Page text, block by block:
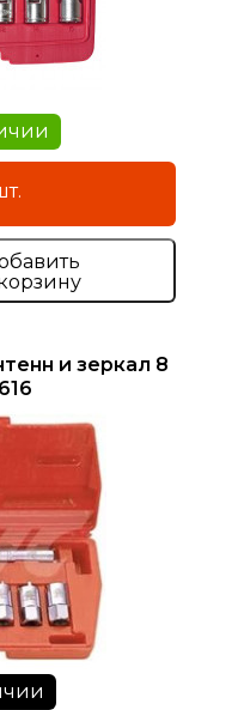
за шт.
и зеркал 8